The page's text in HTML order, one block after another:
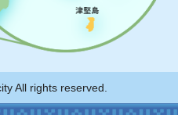
All rights reserved.